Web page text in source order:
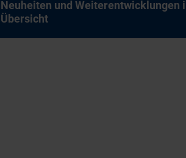
Neu­hei­ten und Wei­ter­ent­wick­lun­gen
Über­sicht